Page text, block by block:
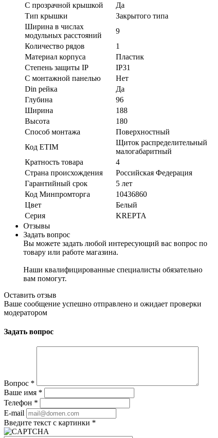
С прозрачной крышкой
Да
Тип крышки
Закрытого типа
Ширина в числах
модульных расстояний
9
Количество рядов
1
Материал корпуса
Пластик
Степень защиты IP
IP31
С монтажной панелью
Нет
Din рейка
Да
Глубина
96
Ширина
188
Высота
180
Способ монтажа
Поверхностный
Код ETIM
Щиток распределительный
малогабаритный
Кратность товара
4
Страна происхождения
Российская Федерация
Гарантийный срок
5 лет
Код Минпромторга
10436860
Цвет
Белый
Серия
KREPTA
Отзывы
Задать вопрос
Вы можете задать любой интересующий вас вопрос по
товару или работе магазина.
Наши квалифицированные специалисты обязательно
вам помогут.
Оставить отзыв
Ваше сообщение успешно отправлено и ожидает проверки
модератором
Задать вопрос
Вопрос *
Ваше имя *
Телефон *
E-mail
Введите текст с картинки *